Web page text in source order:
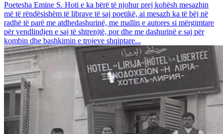
Poetesha Emine S. Hoti e ka bërë të njohur prej kohësh mesazhin
më të rëndësishëm të librave të saj poetikë, ai mesazh ka të bëj në
radhë të parë me atdhedashurinë, me mallin e autores si mërgimtare
për vendlindjen e saj të shtrenjtë, por dhe me dashurinë e saj për
kombin dhe bashkimin e trojeve shqiptare...